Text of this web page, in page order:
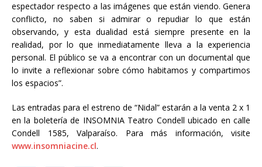
espectador respecto a las imágenes que están viendo. Genera
conflicto, no saben si admirar o repudiar lo que están
observando, y esta dualidad está siempre presente en la
realidad, por lo que inmediatamente lleva a la experiencia
personal. El público se va a encontrar con un documental que
lo invite a reflexionar sobre cómo habitamos y compartimos
los espacios”.
Las entradas para el estreno de “Nidal” estarán a la venta 2 x 1
en la boletería de INSOMNIA Teatro Condell ubicado en calle
Condell 1585, Valparaíso. Para más información, visite
www.insomniacine.cl.